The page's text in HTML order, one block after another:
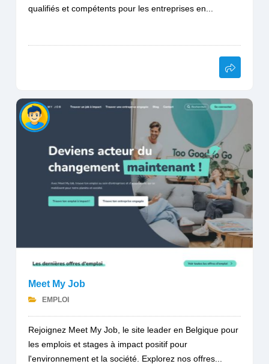
qualifiés et compétents pour les entreprises en...
Meet My Job
EMPLOI
Rejoignez Meet My Job, le site leader en Belgique pour
les emplois et stages à impact positif pour
l'environnement et la société. Explorez nos offres...